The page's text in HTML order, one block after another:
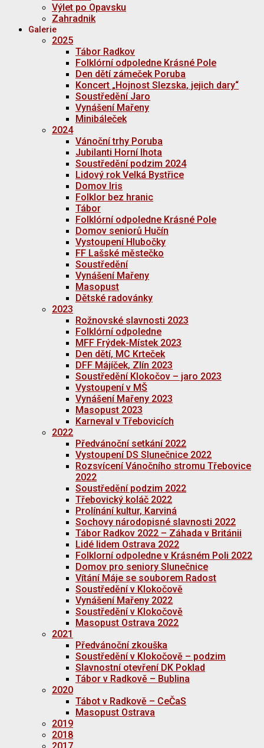
Výlet po Opavsku
Zahradnik
Galerie
2025
Tábor Radkov
Folklórní odpoledne Krásné Pole
Den dětí zámeček Poruba
Koncert „Hojnost Slezska, jejich dary“
Soustředění Jaro
Vynášení Mařeny
Minibáleček
2024
Vánoční trhy Poruba
Jubilanti Horní lhota
Soustředění podzim 2024
Lidový rok Velká Bystřice
Domov Iris
Folklor bez hranic
Tábor
Folklórní odpoledne Krásné Pole
Domov seniorů Hučín
Vystoupení Hlubočky
FF Lašské městečko
Soustředění
Vynášení Mařeny
Masopust
Dětské radovánky
2023
Rožnovské slavnosti 2023
Folklórní odpoledne
MFF Frýdek-Místek 2023
Den dětí, MC Krteček
DFF Májíček, Zlín 2023
Soustředění Klokočov – jaro 2023
Vystoupení v MŠ
Vynášení Mařeny 2023
Masopust 2023
Karneval v Třebovicích
2022
Předvánoční setkání 2022
Vystoupení DS Slunečnice 2022
Rozsvícení Vánočního stromu Třebovice
2022
Soustředění podzim 2022
Třebovický koláč 2022
Prolínání kultur, Karviná
Sochovy národopisné slavnosti 2022
Tábor Radkov 2022 – Záhada v Británii
Lidé lidem Ostrava 2022
Folklorní odpoledne v Krásném Poli 2022
Domov pro seniory Slunečnice
Vítání Máje se souborem Radost
Soustředění v Klokočově
Vynášení Mařeny 2022
Soustředění v Klokočově
Masopust Ostrava 2022
2021
Předvánoční zkouška
Soustředění v Klokočově – podzim
Slavnostní otevření DK Poklad
Tábor v Radkově – Bublina
2020
Tábot v Radkově – CeČaS
Masopust Ostrava
2019
2018